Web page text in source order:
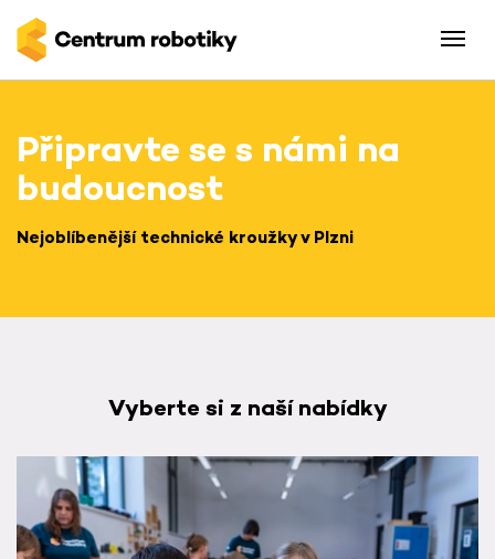
Připravte se s námi na
budoucnost
Nejoblíbenější technické kroužky v Plzni
Vyberte si z naší nabídky